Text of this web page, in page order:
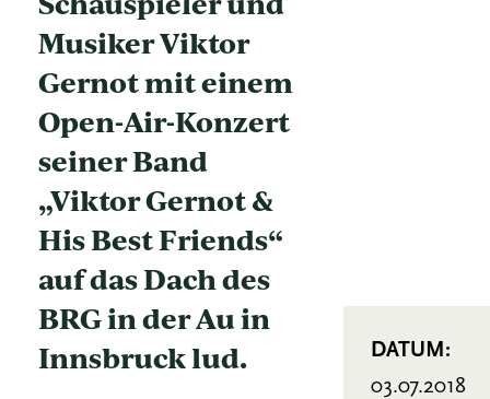
Musiker Viktor
Gernot mit einem
Open-Air-Konzert
seiner Band
„Viktor Gernot &
His Best Friends“
auf das Dach des
BRG in der Au in
Innsbruck lud.
DATUM:
03.07.2018